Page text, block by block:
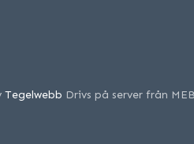
Tegelwebb Drivs på server från